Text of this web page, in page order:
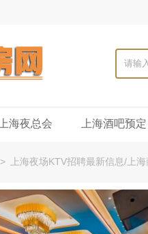
上海夜总会 上海酒吧预定
> 上海夜场KTV招聘最新信息/上